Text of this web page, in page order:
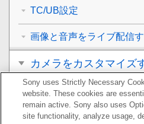
TC/UB設定
画像と音声をライブ配信
カメラをカスタマイズ
再生する
カメラの設定を変更す
Sony uses Strictly Necessary
website. These cookies are
remain active. Sony also uses
site functionality, analyze usage,